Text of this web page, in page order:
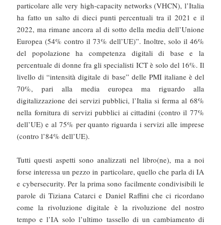
particolare alle very high-capacity networks (VHCN), l’Italia
ha fatto un salto di dieci punti percentuali tra il 2021 e il
2022, ma rimane ancora al di sotto della media dell’Unione
Europea (54% contro il 73% dell’UE)”. Inoltre, solo il 46%
del popolazione ha competenza digitali di base e la
percentuale di donne fra gli specialisti ICT è solo del 16%. Il
livello di “intensità digitale di base” delle PMI italiane è del
70%, pari alla media europea ma riguardo alla
digitalizzazione dei servizi pubblici, l’Italia si ferma al 68%
nella fornitura di servizi pubblici ai cittadini (contro il 77%
dell’UE) e al 75% per quanto riguarda i servizi alle imprese
(contro l’84% dell’UE).
Tutti questi aspetti sono analizzati nel libro(ne), ma a noi
forse interessa un pezzo in particolare, quello che parla di IA
e cybersecurity. Per la prima sono facilmente condivisibili le
parole di Tiziana Catarci e Daniel Raffini che ci ricordano
come la rivoluzione digitale è la rivoluzione del nostro
tempo e l’IA solo l’ultimo tassello di un cambiamento di